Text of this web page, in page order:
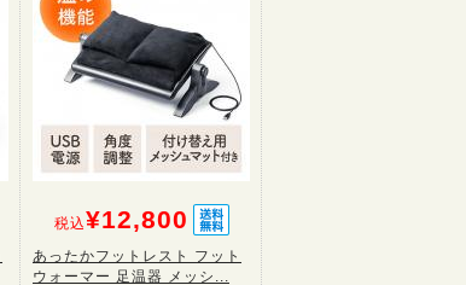
税込¥12,800
あったかフットレスト フット
ウォーマー 足温器 メッシ...